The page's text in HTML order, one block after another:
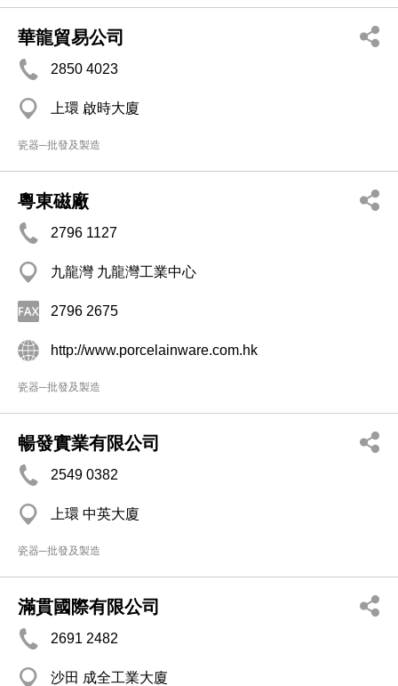
華龍貿易公司
2850 4023
上環 啟時大廈
瓷器─批發及製造
粵東磁廠
2796 1127
九龍灣 九龍灣工業中心
2796 2675
http://www.porcelainware.com.hk
瓷器─批發及製造
暢發實業有限公司
2549 0382
上環 中英大廈
瓷器─批發及製造
滿貫國際有限公司
2691 2482
沙田 成全工業大廈